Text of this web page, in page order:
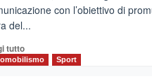
del
tour
tra
con l’obiettivo di
del...
tuttoLeggi
di
Sport